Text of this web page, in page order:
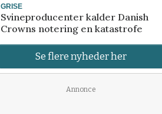
GRISE
Svineproducenter kalder Danish
Crowns notering en katastrofe
Se flere nyheder her
Annonce